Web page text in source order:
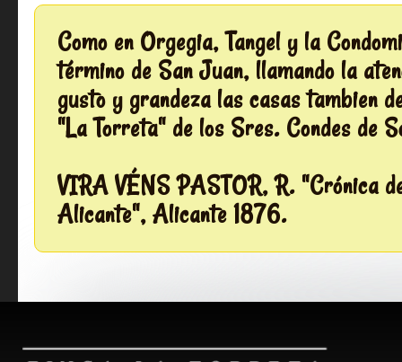
Como en Orgegia, Tangel y la
término de San Juan, llamando la
gusto y grandeza las casas tambien
"La Torreta" de los Sres. Condes de
VIRA VÉNS PASTOR, R. "Crónica
Alicante", Alicante 1876.